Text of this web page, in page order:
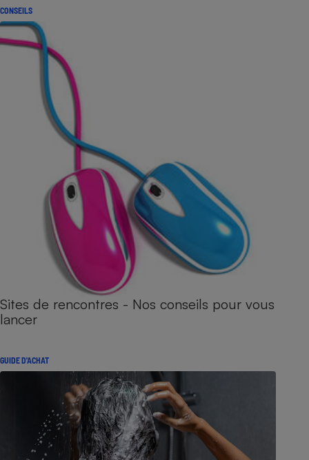
CONSEILS
Sites de rencontres - Nos conseils pour vous
lancer
GUIDE D'ACHAT